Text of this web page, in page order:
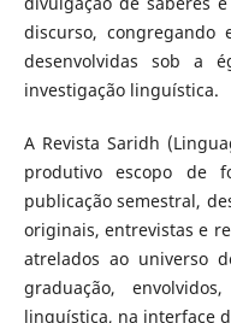
discurso, congregando
desenvolvidas sob a
investigação linguística.
A Revista Saridh
produtivo escopo de
publicação semestral,
originais, entrevistas e
atrelados ao universo
graduação,
linguística, na interface